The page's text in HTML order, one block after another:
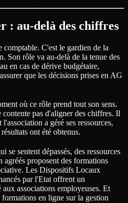
: au-delà des chiffres
comptable. C'est le gardien de la
Son rôle va au-delà de la tenue des
en cas de dérive budgétaire,
que les décisions prises en AG
où ce rôle prend tout son sens.
pas d'aligner des chiffres. Il
a géré ses ressources,
ont été obtenus.
se sentent dépassés, des ressources
agréés proposent des formations
Les Dispositifs Locaux
par l'Etat offrent un
associations employeuses. Et
en ligne sur la gestion